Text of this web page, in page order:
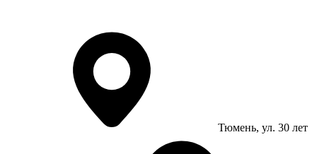
Тюмень, ул. 30 лет